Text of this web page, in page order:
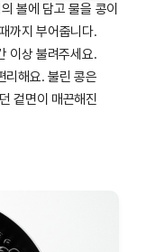
볼에 담고 물을 콩이
까지 부어줍니다.
이상 불려주세요.
리해요. 불린 콩은
겉면이 매끈해진